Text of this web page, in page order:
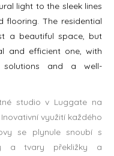
light to the sleek lines
flooring. The residential
a beautiful space, but
and efficient one, with
solutions and a well-
studio v Luggate na
využití každého
se plynule snoubí s
a tvary překližky a